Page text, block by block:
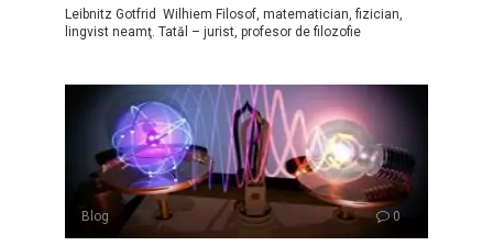
Leibnitz Gotfrid Wilhiem Filosof, matematician, fizician,
lingvist neamţ. Tatăl – jurist, profesor de filozofie
Blog 0